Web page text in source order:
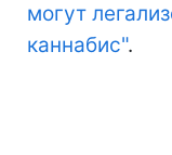
могут
каннабис".